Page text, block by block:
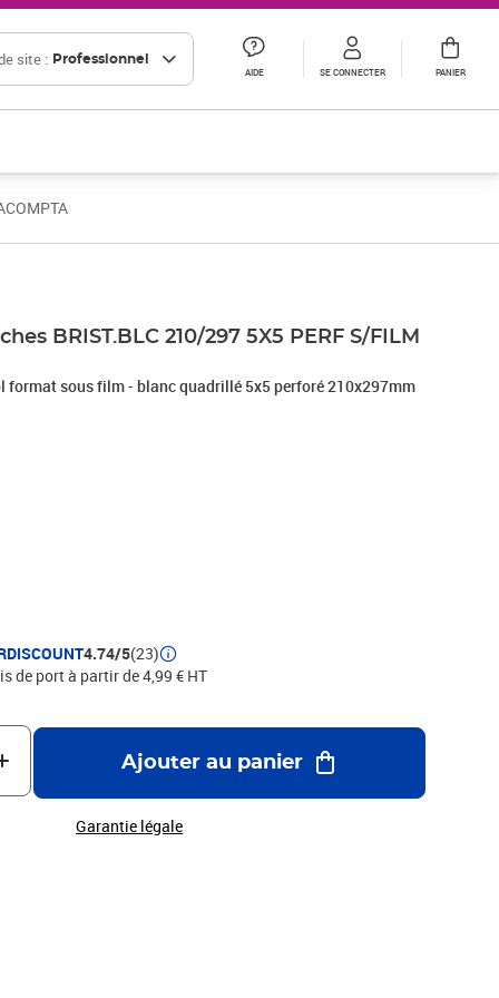
site : Professionnel
AIDE SE CONNECTER PANIER
BRIST.BLC 210/297 5X5 PERF S/FILM
format sous film - blanc quadrillé 5x5 perforé 210x297mm
4.74/5(23)
de port à partir de 4,99 € HT
Ajouter au panier
Garantie légale